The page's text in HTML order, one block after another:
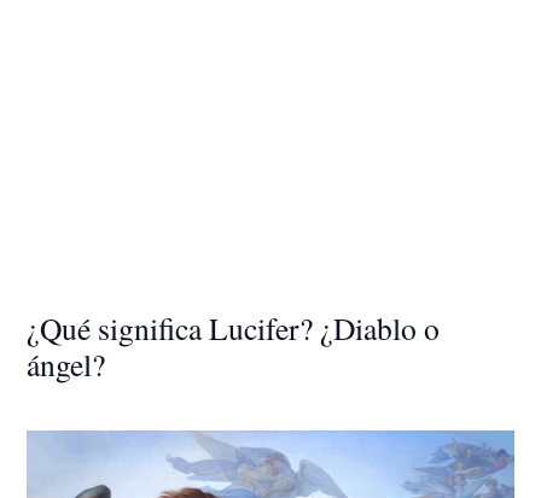
¿Qué significa Lucifer? ¿Diablo o
ángel?